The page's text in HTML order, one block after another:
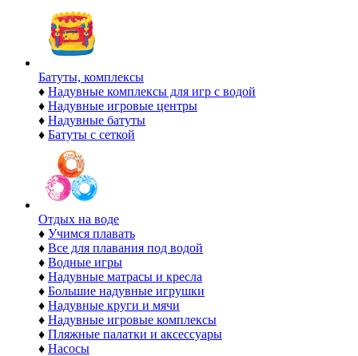
Батуты, комплексы
♦ Надувные комплексы для игр с водой
♦ Надувные игровые центры
♦ Надувные батуты
♦ Батуты с сеткой
Отдых на воде
♦ Учимся плавать
♦ Все для плавания под водой
♦ Водные игры
♦ Надувные матрасы и кресла
♦ Большие надувные игрушки
♦ Надувные круги и мячи
♦ Надувные игровые комплексы
♦ Пляжные палатки и аксессуары
♦ Насосы